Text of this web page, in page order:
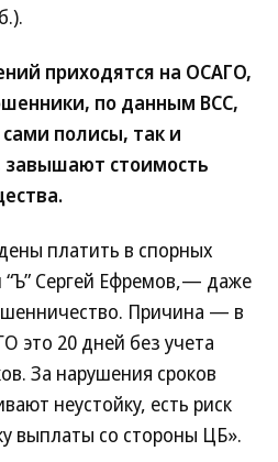
приходятся на ОСАГО,
по данным ВСС,
полисы, так и
стоимость
платить в спорных
Сергей Ефремов,— даже
Причина — в
это 20 дней без учета
За нарушения сроков
неустойку, есть риск
выплаты со стороны ЦБ».